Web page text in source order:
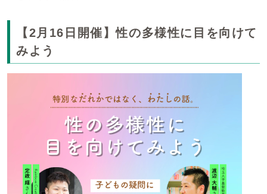
【2月16日開催】性の多様性に目を向けて
みよう